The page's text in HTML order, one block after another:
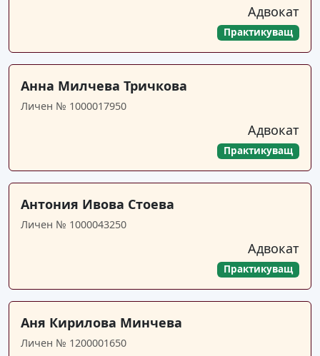
Адвокат
Практикуващ
Анна Милчева Тричкова
Личен № 1000017950
Адвокат
Практикуващ
Антония Ивова Стоева
Личен № 1000043250
Адвокат
Практикуващ
Аня Кирилова Минчева
Личен № 1200001650